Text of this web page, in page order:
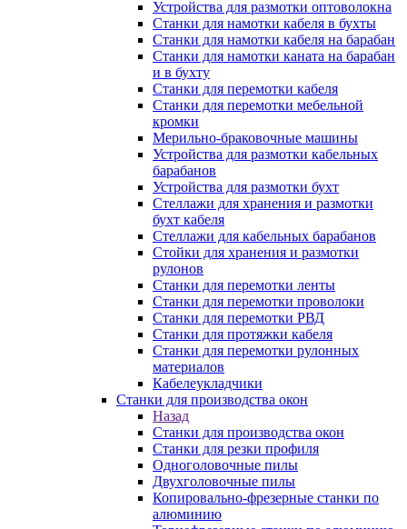
Устройства для размотки оптоволокна
Станки для намотки кабеля в бухты
Станки для намотки кабеля на барабан
Станки для намотки каната на барабан
и в бухту
Станки для перемотки кабеля
Станки для перемотки мебельной
кромки
Мерильно-браковочные машины
Устройства для размотки кабельных
барабанов
Устройства для размотки бухт
Стеллажи для хранения и размотки
бухт кабеля
Стеллажи для кабельных барабанов
Стойки для хранения и размотки
рулонов
Станки для перемотки ленты
Станки для перемотки проволоки
Станки для перемотки РВД
Станки для протяжки кабеля
Станки для перемотки рулонных
материалов
Кабелеукладчики
Станки для производства окон
Назад
Станки для производства окон
Станки для резки профиля
Одноголовочные пилы
Двухголовочные пилы
Копировально-фрезерные станки по
алюминию